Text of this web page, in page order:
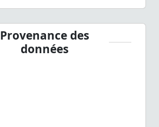
Provenance des
données